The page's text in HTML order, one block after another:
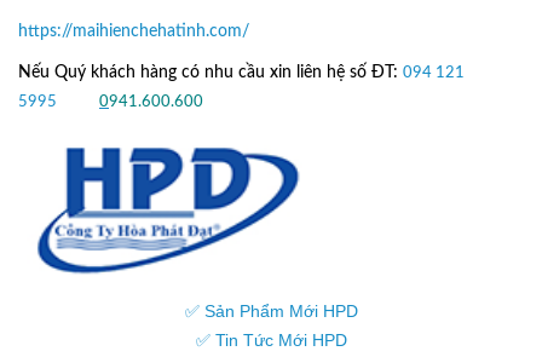
https://maihienchehatinh.com/
Nếu Quý khách hàng có nhu cầu xin liên hệ số ĐT: 094 121
5995
0941.600.600
✅ Sản Phẩm Mới HPD
✅ Tin Tức Mới HPD